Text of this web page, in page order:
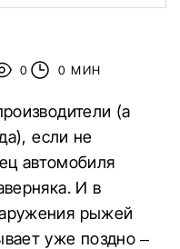
0 0 МИН
(а
если не
автомобиля
И в
рыжей
уже поздно –